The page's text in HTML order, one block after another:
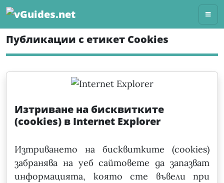
Skip
content
Публикации с етикет Cookies
Изтриване на бисквитките
(cookies) в Internet Explorer
Изтриването на бисквитките (cookies)
забранява на уеб сайтовете да запазват
информацията, която сте въвели при